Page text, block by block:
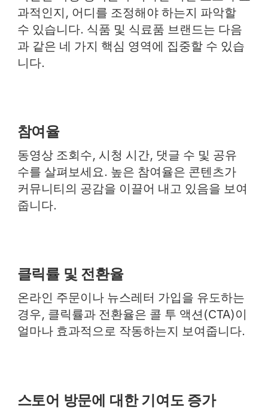
과적인지, 어디를 조정해야 하는지 파악할
수 있습니다. 식품 및 식료품 브랜드는 다음
과 같은 네 가지 핵심 영역에 집중할 수 있습
니다.
참여율
동영상 조회수, 시청 시간, 댓글 수 및 공유
수를 살펴보세요. 높은 참여율은 콘텐츠가
커뮤니티의 공감을 이끌어 내고 있음을 보여
줍니다.
클릭률 및 전환율
온라인 주문이나 뉴스레터 가입을 유도하는
경우, 클릭률과 전환율은 콜 투 액션(CTA)이
얼마나 효과적으로 작동하는지 보여줍니다.
스토어 방문에 대한 기여도 증가